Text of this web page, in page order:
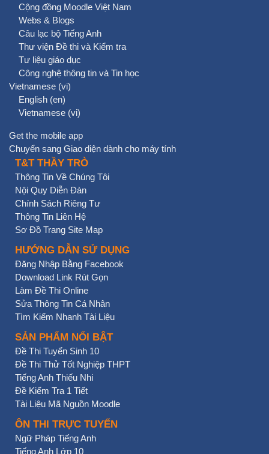
Cộng đồng Moodle Việt Nam
Webs & Blogs
Câu lạc bộ Tiếng Anh
Thư viện Đề thi và Kiểm tra
Tư liệu giáo dục
Công nghệ thông tin và Tin học
Vietnamese ‎(vi)‎
English ‎(en)‎
Vietnamese ‎(vi)‎
Get the mobile app
Chuyển sang Giao diện dành cho máy tính
T&T THẦY TRÒ
Thông Tin Về Chúng Tôi
Nội Quy Diễn Đàn
Chính Sách Riêng Tư
Thông Tin Liên Hệ
Sơ Đồ Trang Site Map
HƯỚNG DẪN SỬ DỤNG
Đăng Nhập Bằng Facebook
Download Link Rút Gọn
Làm Đề Thi Online
Sửa Thông Tin Cá Nhân
Tìm Kiếm Nhanh Tài Liệu
SẢN PHẨM NỔI BẬT
Đề Thi Tuyển Sinh 10
Đề Thi Thử Tốt Nghiệp THPT
Tiếng Anh Thiếu Nhi
Đề Kiểm Tra 1 Tiết
Tài Liệu Mã Nguồn Moodle
ÔN THI TRỰC TUYẾN
Ngữ Pháp Tiếng Anh
Tiếng Anh Lớp 10